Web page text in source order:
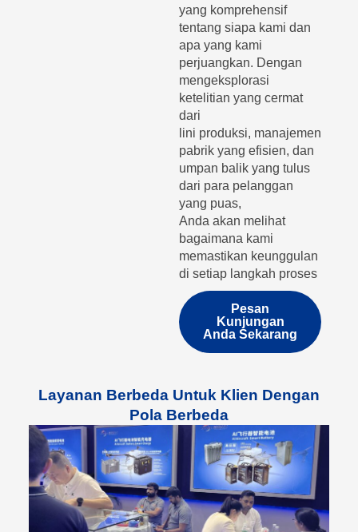
yang komprehensif
tentang siapa kami dan
apa yang kami
perjuangkan. Dengan
mengeksplorasi
ketelitian yang cermat
dari
lini produksi, manajemen
pabrik yang efisien, dan
umpan balik yang tulus
dari para pelanggan
yang puas,
Anda akan melihat
bagaimana kami
memastikan keunggulan
di setiap langkah proses
Pesan
Kunjungan
Anda Sekarang
Layanan Berbeda Untuk Klien Dengan
Pola Berbeda